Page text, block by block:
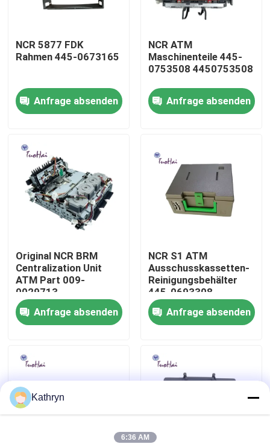
Haus
Über uns
Fabrik-Ausflug
Qualitätskontrolle
Treten Sie mit uns in Verbindung
Fordern Sie ein Zitat
ATM-Maschinenteile
NCR-ATM-Teile
NCR 5877 FDK
Rahmen 445-0673165
Anfrage absenden
NCR ATM
Maschinenteile 445-
0753508 4450753508
Anfrage absenden
Original NCR BRM
Centralization Unit
ATM Part 009-
0029713
Anfrage absenden
NCR S1 ATM
Ausschusskassetten-
Reinigungsbehälter
445-0693308
Anfrage absenden
Kathryn
6:36 AM